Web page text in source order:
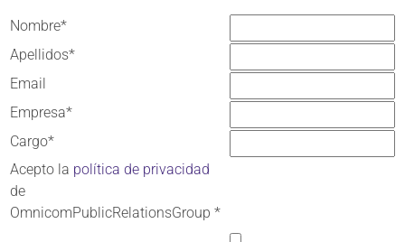
Nombre*
Apellidos*
Email
Empresa*
Cargo*
Acepto la política de privacidad
de
OmnicomPublicRelationsGroup *